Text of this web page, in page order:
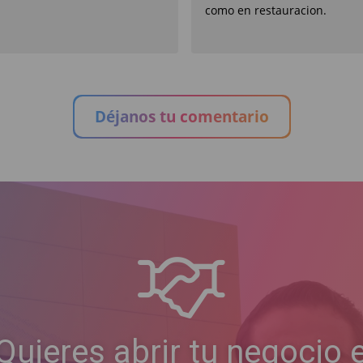
como en restauracion.
Déjanos tu comentario
abrir tu negocio